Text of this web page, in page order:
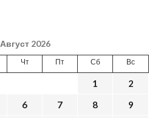
Август 2026
Чт Пт Сб Вс
1
2
6 7 8
9